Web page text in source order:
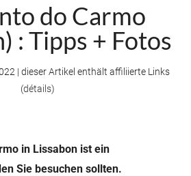
do Carmo
: Tipps + Fotos
| dieser Artikel enthält affiliierte Links
(détails)
in Lissabon ist ein
Sie besuchen sollten.